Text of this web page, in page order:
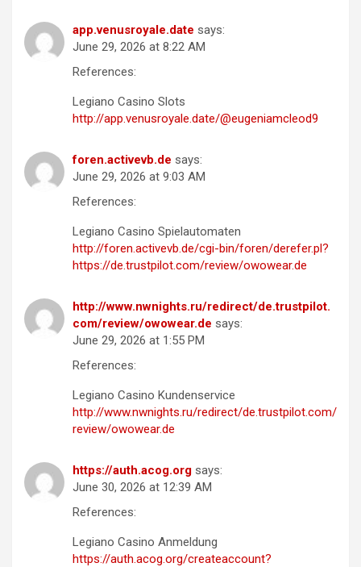
app.venusroyale.date says:
June 29, 2026 at 8:22 AM
References:
Legiano Casino Slots
http://app.venusroyale.date/@eugeniamcleod9
foren.activevb.de says:
June 29, 2026 at 9:03 AM
References:
Legiano Casino Spielautomaten
http://foren.activevb.de/cgi-bin/foren/derefer.pl?
https://de.trustpilot.com/review/owowear.de
http://www.nwnights.ru/redirect/de.trustpilot.
com/review/owowear.de says:
June 29, 2026 at 1:55 PM
References:
Legiano Casino Kundenservice
http://www.nwnights.ru/redirect/de.trustpilot.com/
review/owowear.de
https://auth.acog.org says:
June 30, 2026 at 12:39 AM
References:
Legiano Casino Anmeldung
https://auth.acog.org/createaccount?